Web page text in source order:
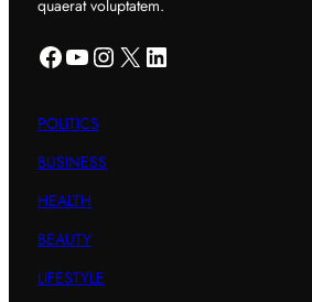
quaerat voluptatem.
Facebook YouTube Instagram X LinkedIn
POLITICS
BUSINESS
HEALTH
BEAUTY
LIFESTYLE